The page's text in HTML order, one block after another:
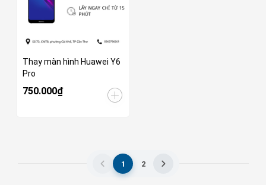
Thay màn hình Huawei Y6
Pro
750.000₫
1 2